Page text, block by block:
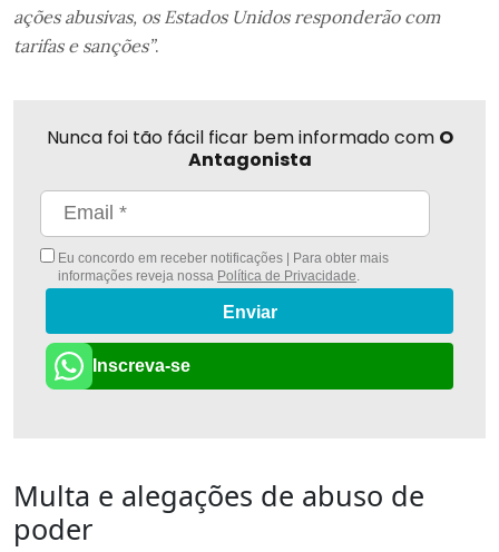
ações abusivas, os Estados Unidos responderão com
tarifas e sanções”.
Nunca foi tão fácil ficar bem informado com O
Antagonista
Eu concordo em receber notificações | Para obter mais
informações reveja nossa Política de Privacidade
Enviar
Inscreva-se
Multa e alegações de abuso de
poder